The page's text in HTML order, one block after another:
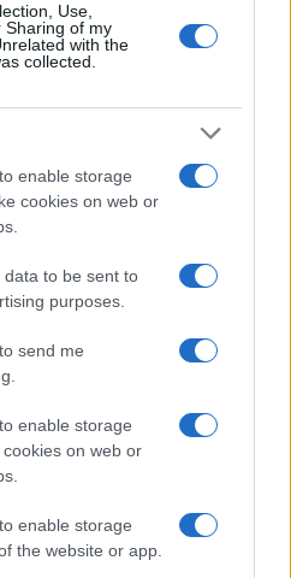
Use,
Sharing of my
with the
collected.
enable storage
cookies on web or
to be sent to
purposes.
send me
enable storage
on web or
enable storage
the website or app.
primo posto con Petal e